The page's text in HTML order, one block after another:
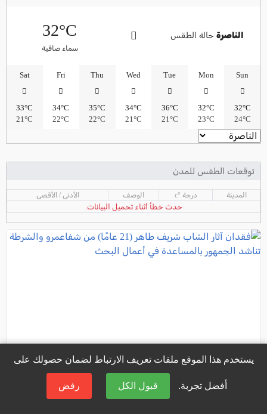
الناصرةحالة الطقس 32°C
سماء صافية
Sun
32°C
24°C
Mon
32°C
23°C
Tue
36°C
21°C
Wed
34°C
21°C
Thu
35°C
22°C
Fri
34°C
22°C
Sat
33°C
21°C
توقعات الطقس للمدن
المدينة درجة °c الوصف الأدنى / الأقصى
حدث خطأ أثناء تحميل البيانات.
يستخدم هذا الموقع ملفات تعريف الارتباط لضمان حصولك على
أفضل تجربة. قبول الكل رفض